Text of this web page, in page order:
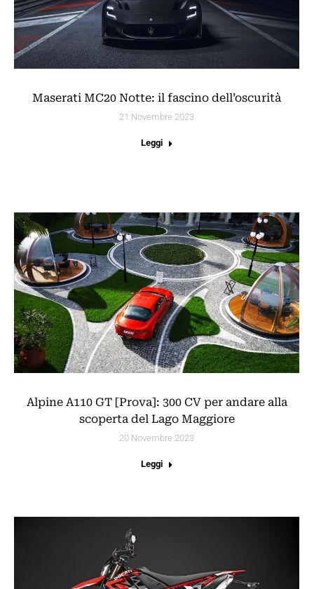
Maserati MC20 Notte: il fascino dell’oscurità
21 Novembre 2023
Leggi
Alpine A110 GT [Prova]: 300 CV per andare alla
scoperta del Lago Maggiore
20 Novembre 2023
Leggi